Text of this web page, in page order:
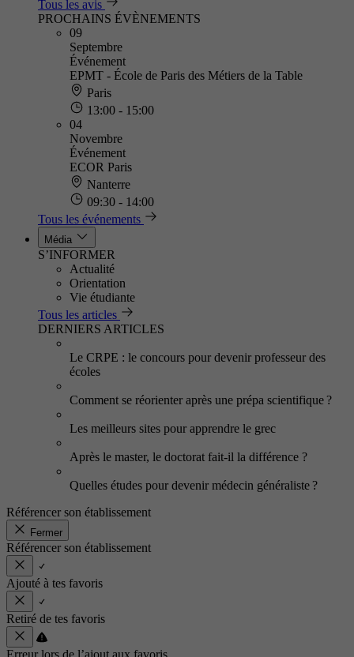
Tous les avis
PROCHAINS ÉVÈNEMENTS
09
Septembre
Événement
EPMT - École de Paris des Métiers de la Table
Paris
13:00 - 15:00
04
Novembre
Événement
ECOR Paris
Nanterre
09:30 - 14:00
Tous les événements
Média
S’INFORMER
Actualité
Orientation
Vie étudiante
Tous les articles
DERNIERS ARTICLES
Le CRPE : le concours pour devenir professeur des
écoles
Comment se réorienter après une prépa scientifique ?
Les meilleurs sites pour apprendre le grec
Après le master, le doctorat fait-il la différence ?
Quelles études pour devenir médecin généraliste ?
Référencer son établissement
Fermer
Référencer son établissement
Ajouté à tes favoris
Retiré de tes favoris
Erreur lors de l’ajout aux favoris